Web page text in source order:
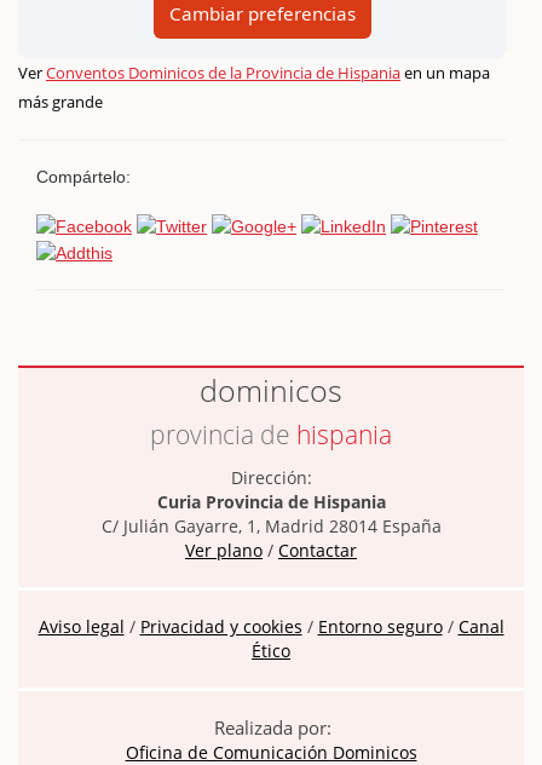
Cambiar preferencias
VerConventos Dominicos de la Provincia de Hispaniaen un mapa
más grande
Compártelo:
dominicos
provincia de hispania
Dirección:
Curia Provincia de Hispania
C/ Julián Gayarre, 1, Madrid 28014 España
Ver plano / Contactar
Aviso legal / Privacidad y cookies / Entorno seguro / Canal
Ético
Realizada por:
Oficina de Comunicación Dominicos